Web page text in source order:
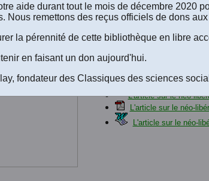
“Le néo-
Introduction
L'article sur le néo-
L'article sur le néo-
L'article sur le néo-
aide durant tout le mois de décembre 2020
Nous remettons des reçus officiels de dons
la pérennité de cette bibliothèque en libre
en faisant un don aujourd'hui.
fondateur des Classiques des sciences